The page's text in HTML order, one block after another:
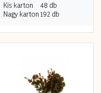
Kis karton
48 db
Nagy karton 192 db